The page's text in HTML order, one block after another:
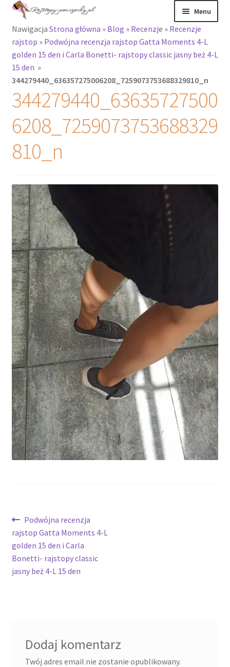
Przejdź
nawigacji
Przejdź
treści
Menu
Rajstopy
Rozwiń
menu
potomne
Rajstopy Orirose
zakolanówki
Podkolanówki i
skarpetki
produkty
Recenzje
menu
potomne
Nawigacja Strona główna » Blog » Recenzje » Recenzje
rajstop » Podwójna recenzja rajstop Gatta Moments 4-L
golden 15 den i Carla Bonetti- rajstopy classic jasny beż 4-L
15 den »
344279440_636357275006208_7259073753688329810_n
344279440_63635727500
6208_7259073753688329
810_n
Nawigacja
wpisu
Poprzedni
wpis:
Podwójna recenzja
rajstop Gatta Moments 4-L
golden 15 den i Carla
Bonetti- rajstopy classic
jasny beż 4-L 15 den
Dodaj komentarz
Twój adres email nie zostanie opublikowany.